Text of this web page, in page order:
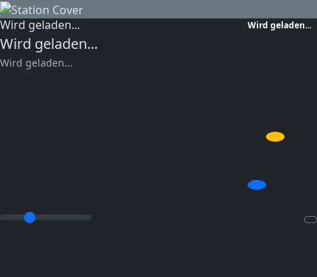
Wird geladen... Wird geladen...
Wird geladen...
Wird geladen...